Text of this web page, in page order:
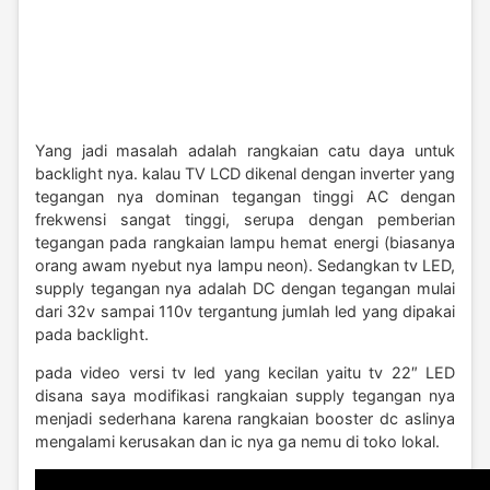
Yang jadi masalah adalah rangkaian catu daya untuk
backlight nya. kalau TV LCD dikenal dengan inverter yang
tegangan nya dominan tegangan tinggi AC dengan
frekwensi sangat tinggi, serupa dengan pemberian
tegangan pada rangkaian lampu hemat energi (biasanya
orang awam nyebut nya lampu neon). Sedangkan tv LED,
supply tegangan nya adalah DC dengan tegangan mulai
dari 32v sampai 110v tergantung jumlah led yang dipakai
pada backlight.
pada video versi tv led yang kecilan yaitu tv 22″ LED
disana saya modifikasi rangkaian supply tegangan nya
menjadi sederhana karena rangkaian booster dc aslinya
mengalami kerusakan dan ic nya ga nemu di toko lokal.